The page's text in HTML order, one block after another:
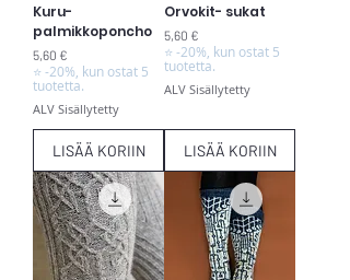
Kuru-
palmikkoponcho
Hinta
5,60 €
⭐ -20%, kun ostat 5
tuotetta.
ALV Sisällytetty
LISÄÄ KORIIN
Orvokit- sukat
Hinta
5,60 €
⭐ -20%, kun ostat 5
tuotetta.
ALV Sisällytetty
LISÄÄ KORIIN